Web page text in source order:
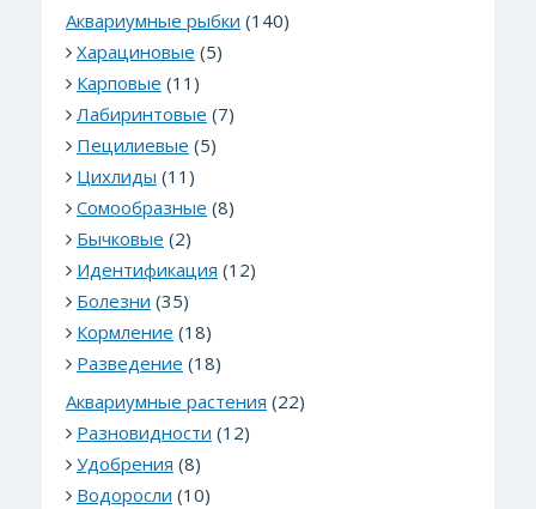
Аквариумные рыбки (140)
Харациновые (5)
Карповые (11)
Лабиринтовые (7)
Пецилиевые (5)
Цихлиды (11)
Сомообразные (8)
Бычковые (2)
Идентификация (12)
Болезни (35)
Кормление (18)
Разведение (18)
Аквариумные растения (22)
Разновидности (12)
Удобрения (8)
Водоросли (10)